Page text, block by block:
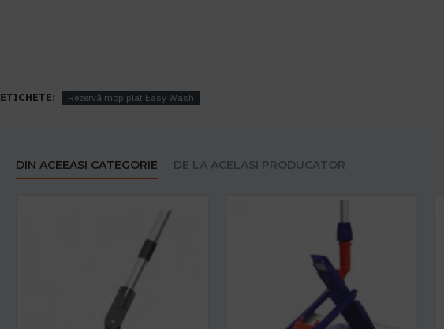
ETICHETE: Rezervă mop plat Easy Wash
DIN ACEEASI CATEGORIE DE LA ACELASI PRODUCATOR